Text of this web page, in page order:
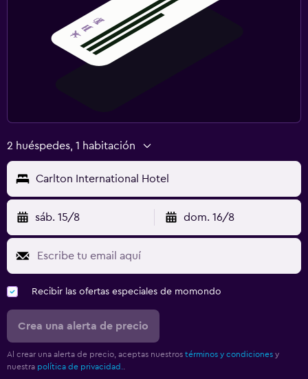
2 huéspedes, 1 habitación
Carlton International Hotel
sáb. 15/8 dom. 16/8
Recibir las ofertas especiales de momondo
Crea una alerta de precio
Al crear una alerta de precio, aceptas nuestros términos y condiciones y
nuestra política de privacidad.